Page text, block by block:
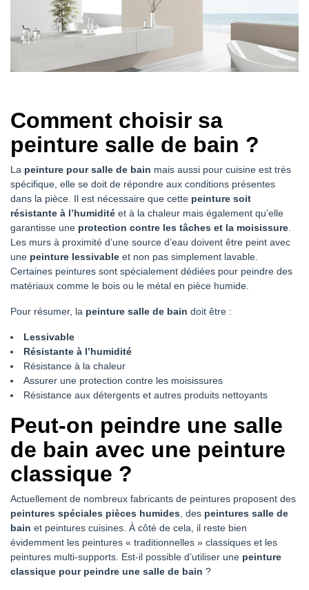
Comment choisir sa
peinture salle de bain ?
La peinture pour salle de bain mais aussi pour cuisine est très
spécifique, elle se doit de répondre aux conditions présentes
dans la pièce. Il est nécessaire que cette peinture soit
résistante à l’humidité et à la chaleur mais également qu’elle
garantisse une protection contre les tâches et la moisissure
Les murs à proximité d’une source d’eau doivent être peint avec
une peinture lessivable et non pas simplement lavable.
Certaines peintures sont spécialement dédiées pour peindre des
matériaux comme le bois ou le métal en pièce humide.
Pour résumer, la peinture salle de bain doit être :
Lessivable
Résistante à l’humidité
Résistance à la chaleur
Assurer une protection contre les moisissures
Résistance aux détergents et autres produits nettoyants
Peut-on peindre une salle
de bain avec une peinture
classique ?
Actuellement de nombreux fabricants de peintures proposent des
peintures spéciales pièces humides , des peintures salle de
bain et peintures cuisines. À côté de cela, il reste bien
évidemment les peintures « traditionnelles » classiques et les
peintures multi-supports. Est-il possible d’utiliser une peinture
classique pour peindre une salle de bain ?